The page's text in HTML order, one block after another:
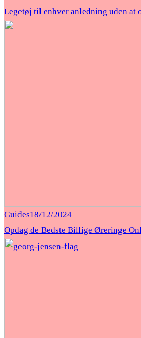
Legetøj til enhver anledning uden at
Guides18/12/2024
Opdag de Bedste Billige Øreringe